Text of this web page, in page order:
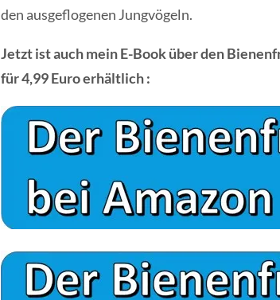
den ausgeflogenen Jungvögeln.
Jetzt ist auch mein E-Book über den
für 4,99 Euro erhältlich :